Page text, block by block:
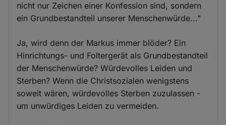
nicht nur Zeichen einer Konfession sind, sondern
ein Grundbestandteil unserer Menschenwürde..."
Ja, wird denn der Markus immer blöder? Ein
Hinrichtungs- und Foltergerät als Grundbestandteil
der Menschenwürde? Würdevolles Leiden und
Sterben? Wenn die Christsozialen wenigstens
soweit wären, würdevolles Sterben zuzulassen -
um unwürdiges Leiden zu vermeiden.